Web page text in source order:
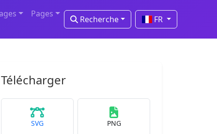
Pages
Recherche FR
Télécharger
SVG PNG